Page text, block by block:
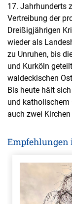
17. Jahrhunderts
Vertreibung der
Dreißigjährigen
wieder als
zu Unruhen, bis
und Kurköln
waldeckischen
Bis heute hält
und katholischem
auch zwei
Empfehlungen